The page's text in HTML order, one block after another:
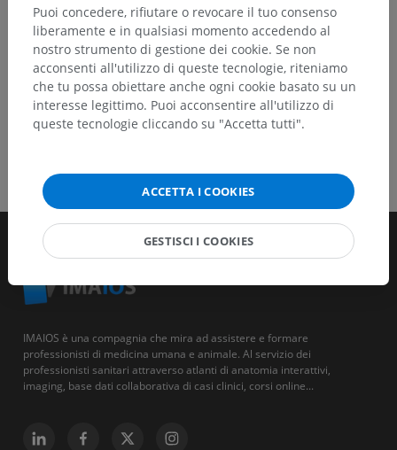
SCARICA L'APP
IMAIOS è una compagnia che mira ad assistere e formare
professionisti di medicina umana e animale. Al servizio dei
professionisti sanitari attraverso atlanti di anatomia interattivi,
imaging, base dati collaborativa di casi clinici, corsi online...
Puoi concedere, rifiutare o revocare il tuo consenso
liberamente e in qualsiasi momento accedendo al
nostro strumento di gestione dei cookie. Se non
acconsenti all'utilizzo di queste tecnologie, riteniamo
che tu possa obiettare anche ogni cookie basato su un
interesse legittimo. Puoi acconsentire all'utilizzo di
queste tecnologie cliccando su "Accetta tutti".
ACCETTA I COOKIES
GESTISCI I COOKIES